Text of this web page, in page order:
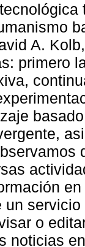
A.
primero
un
o
noticias